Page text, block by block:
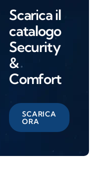
Scarica il
catalogo
Security
&
Comfort
SCARICA
ORA